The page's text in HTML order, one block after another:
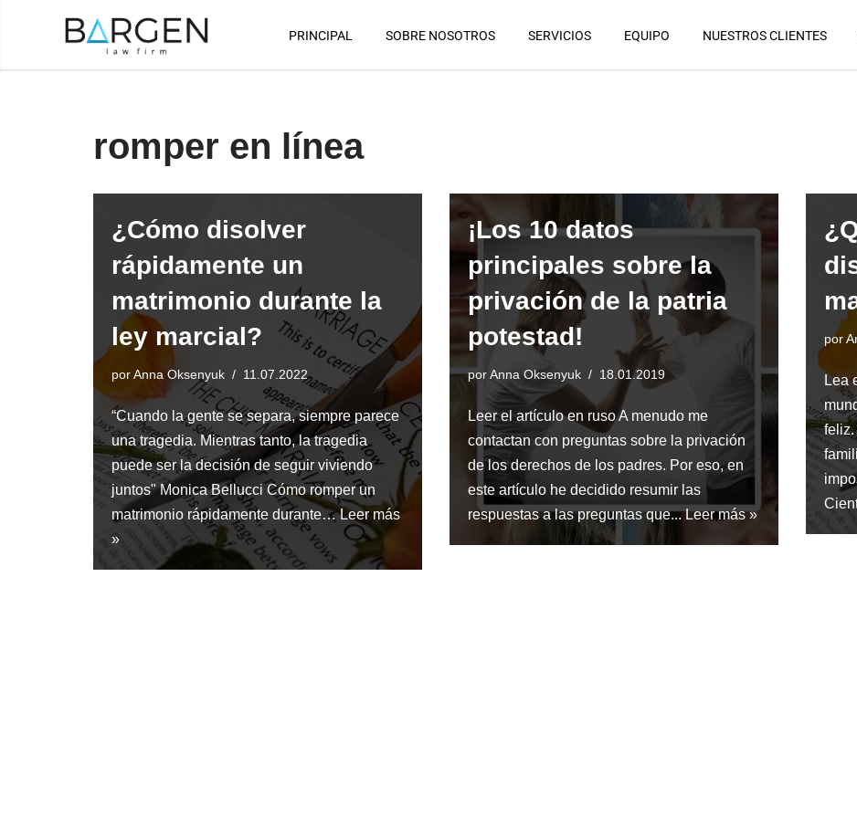
PRINCIPAL SOBRE NOSOTROS SERVICIOS EQUIPO NUESTROS CLIENTES
romper en línea
¿Cómo disolver
rápidamente un
matrimonio durante la
ley marcial?
porAnna Oksenyuk 11.07.2022
“Cuando la gente se separa, siempre parece
una tragedia. Mientras tanto, la tragedia
puede ser la decisión de seguir viviendo
juntos" Monica Bellucci Cómo romper un
matrimonio rápidamente durante…Leer más
»
¡Los 10 datos
principales sobre la
privación de la patria
potestad!
porAnna Oksenyuk 18.01.2019
Leer el artículo en ruso A menudo me
contactan con preguntas sobre la privación
de los derechos de los padres. Por eso, en
este artículo he decidido resumir las
respuestas a las preguntas que...Leer más »
por
Lea
feliz.